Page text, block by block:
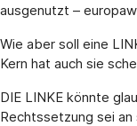
ausgenutzt –
Wie aber soll eine
Kern hat auch sie
DIE LINKE könnte
Rechtssetzung sei an